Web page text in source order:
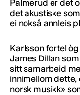
Palmerud er det
det akustiske
ei nokså annleis
Karlsson fortel
James Dillan
sitt samarbeid
innimellom dette,
norsk musikk»